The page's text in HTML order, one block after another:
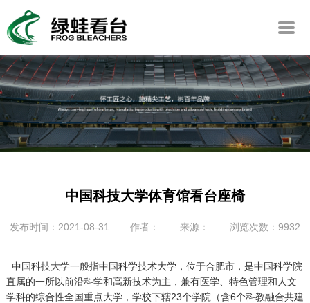
中国科技大学体育馆看台座椅
发布时间：2021-08-31 作者： 来源： 浏览次数：9932
中国科技大学一般指中国科学技术大学，位于合肥市，是中国科学院
直属的一所以前沿科学和高新技术为主，兼有医学、特色管理和人文
学科的综合性全国重点大学，学校下辖23个学院（含6个科教融合共建